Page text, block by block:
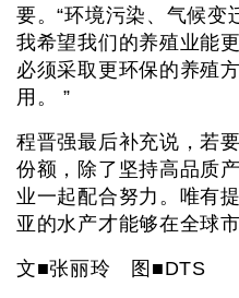
要。“环境污染、气候变
我希望我们的养殖业能
必须采取更环保的养殖
用。 ”
程晋强最后补充说，若
份额，除了坚持高品质
业一起配合努力。唯有
亚的水产才能够在全球
文■张丽玲 图■DTS